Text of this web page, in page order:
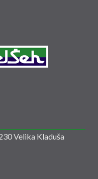
Velika Kladuša